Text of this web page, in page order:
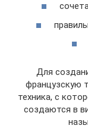
Для
французскую
техника, с
создаются в